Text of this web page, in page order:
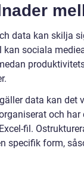
data kan skilja
kan sociala
data kan det
och
fil.
specifik form,